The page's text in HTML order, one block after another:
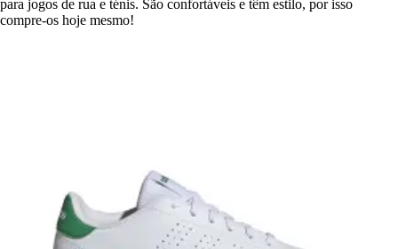
para jogos de rua e ténis. São confortáveis e têm estilo, por isso
compre-os hoje mesmo!